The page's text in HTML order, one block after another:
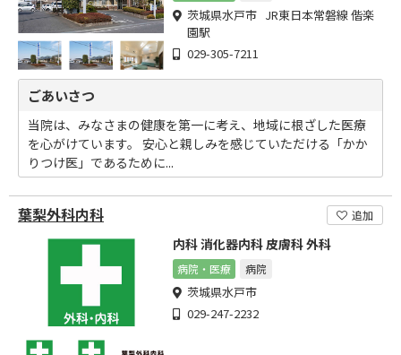
茨城県水戸市 JR東日本常磐線 偕楽
園駅
029-305-7211
ごあいさつ
当院は、みなさまの健康を第一に考え、地域に根ざした医療
を心がけています。 安心と親しみを感じていただける「かか
りつけ医」であるために...
葉梨外科内科 追加
内科 消化器内科 皮膚科 外科
病院・医療 病院
茨城県水戸市
029-247-2232